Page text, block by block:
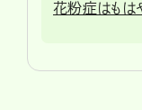
花粉症はもは